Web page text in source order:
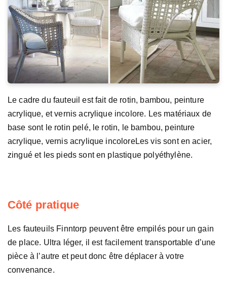
Le cadre du fauteuil est fait de rotin, bambou, peinture
acrylique, et vernis acrylique incolore. Les matériaux de
base sont le rotin pelé, le rotin, le bambou, peinture
acrylique, vernis acrylique incoloreLes vis sont en acier,
zingué et les pieds sont en plastique polyéthylène.
Côté pratique
Les fauteuils Finntorp peuvent être empilés pour un gain
de place. Ultra léger, il est facilement transportable d’une
pièce à l’autre et peut donc être déplacer à votre
convenance.